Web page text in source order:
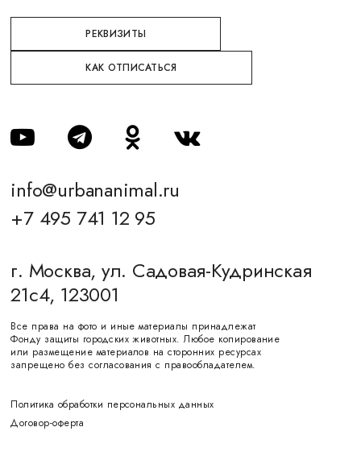
РЕКВИЗИТЫ
КАК ОТПИСАТЬСЯ
info@urbananimal.ru
+7 495 741 12 95
г. Москва, ул. Садовая-Кудринская
21с4, 123001
Все права на фото и иные материалы принадлежат
Фонду защиты городских животных. Любое копирование
или размещение материалов на сторонних ресурсах
запрещено без согласования с правообладателем.
Политика обработки персональных данных
Договор-оферта